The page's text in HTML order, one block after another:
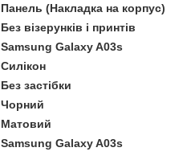
Панель (Накладка на корпус)
Без візерунків і принтів
Samsung Galaxy A03s
Силікон
Без застібки
Чорний
Матовий
Samsung Galaxy A03s